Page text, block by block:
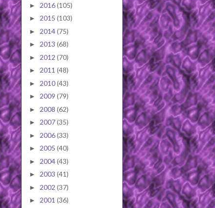
► 2016(105)
► 2015 (103)
► 2014(75)
► 2013 (68)
► 2012 (70)
► 2011 (48)
► 2010(43)
► 2009 (79)
► 2008 (62)
► 2007(35)
► 2006(33)
► 2005 (40)
► 2004(43)
► 2003 (41)
► 2002 (37)
► 2001 (36)